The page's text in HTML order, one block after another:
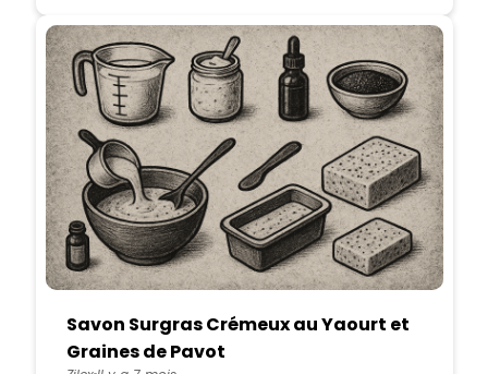
Savon Surgras Crémeux au Yaourt et
Graines de Pavot